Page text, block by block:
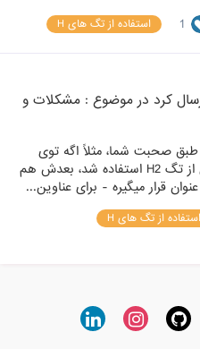
1 استفاده از تگ های H
کرد در موضوع : مشکلات و
صحبت شما، مثلاً اگه توی
عنوانی از توضیح کوتاه یک محصول از تگ H2 استفاده شد، بعدش هم
قرار میگیره - برای عناوین...
استفاده از تگ های H